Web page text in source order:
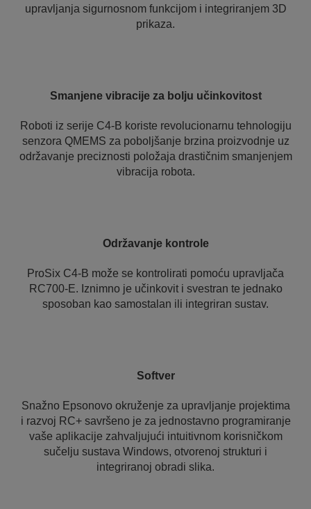
upravljanja sigurnosnom funkcijom i integriranjem 3D
prikaza.
Smanjene vibracije za bolju učinkovitost
Roboti iz serije C4-B koriste revolucionarnu tehnologiju
senzora QMEMS za poboljšanje brzina proizvodnje uz
održavanje preciznosti položaja drastičnim smanjenjem
vibracija robota.
Održavanje kontrole
ProSix C4-B može se kontrolirati pomoću upravljača
RC700-E. Iznimno je učinkovit i svestran te jednako
sposoban kao samostalan ili integriran sustav.
Softver
Snažno Epsonovo okruženje za upravljanje projektima
i razvoj RC+ savršeno je za jednostavno programiranje
vaše aplikacije zahvaljujući intuitivnom korisničkom
sučelju sustava Windows, otvorenoj strukturi i
integriranoj obradi slika.